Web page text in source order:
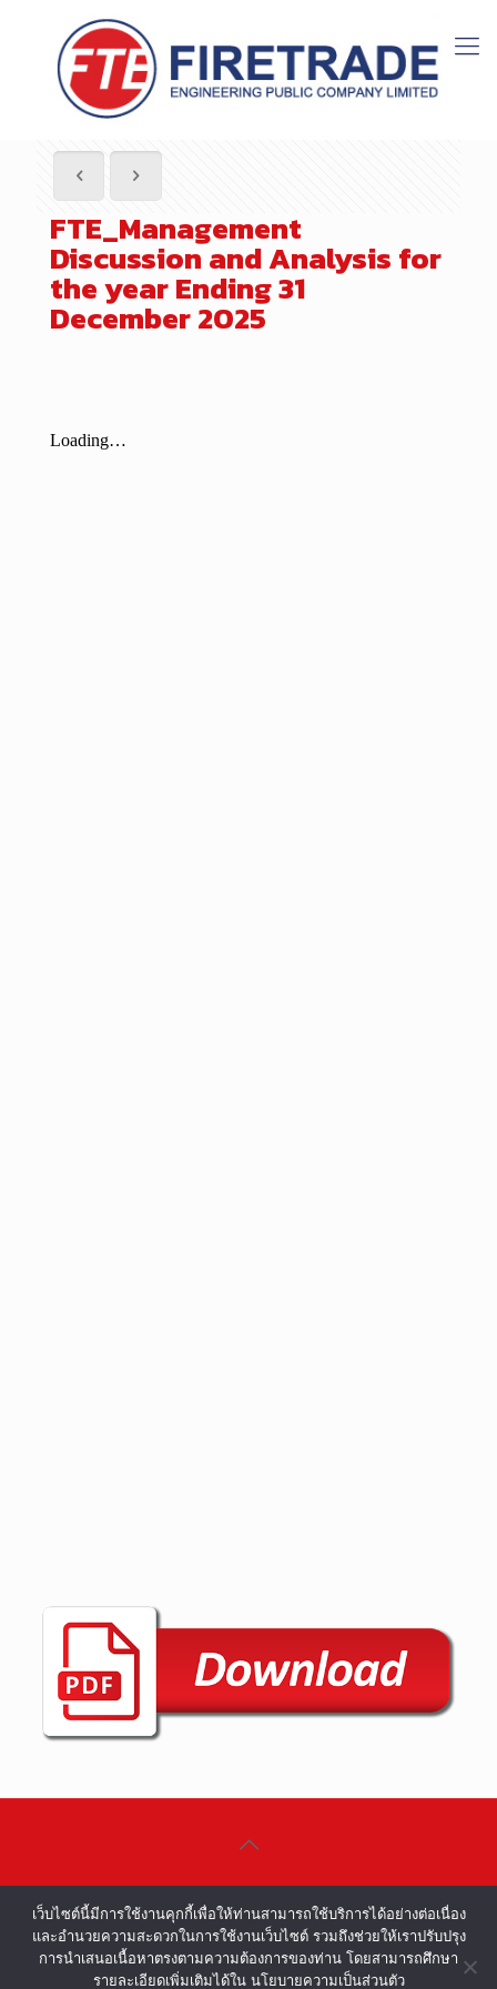
FTE_Management
Discussion and Analysis for
the year Ending 31
December 2025
©COPYRIGHT 2002-2016 ALL RIGHTS
RESERVED.
เว็บไซต์นี้มีการใช้งานคุกกี้เพื่อให้ท่านสามารถใช้บริการได้อย่างต่อเนื่อง
และอำนวยความสะดวกในการใช้งานเว็บไซต์ รวมถึงช่วยให้เราปรับปรุง
การนำเสนอเนื้อหาตรงตามความต้องการของท่าน โดยสามารถศึกษา
รายละเอียดเพิ่มเติมได้ใน นโยบายความเป็นส่วนตัว